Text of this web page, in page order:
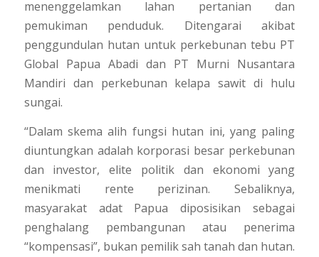
menenggelamkan lahan pertanian dan
pemukiman penduduk. Ditengarai akibat
penggundulan hutan untuk perkebunan tebu PT
Global Papua Abadi dan PT Murni Nusantara
Mandiri dan perkebunan kelapa sawit di hulu
sungai.
“Dalam skema alih fungsi hutan ini, yang paling
diuntungkan adalah korporasi besar perkebunan
dan investor, elite politik dan ekonomi yang
menikmati rente perizinan. Sebaliknya,
masyarakat adat Papua diposisikan sebagai
penghalang pembangunan atau penerima
“kompensasi”, bukan pemilik sah tanah dan hutan.